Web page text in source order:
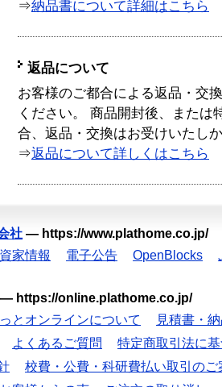
⇒納品書について詳細はこちら
返品について
お客様のご都合による返品・交
ください。 商品開封後、または
合、返品・交換はお受けいたし
⇒返品について詳しくはこちら
社 — https://www.plathome.co.jp/
家情報 電子公告 OpenBlocks
— https://online.plathome.co.jp/
とオンラインについて
見積書・
よくあるご質問
特定商取引法に
校費・公費・科研費払い取引のご